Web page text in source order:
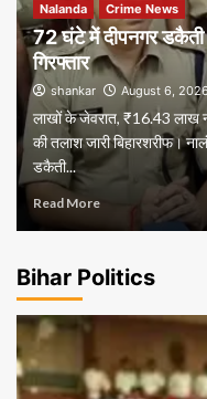
Nalanda Crime News
72 घंटे में दीपनगर डकैती
गिरफ्तार
shankar August 6,
लाखों के जेवरात, ₹16.43 लाख
की तलाश जारी बिहारशरीफ।
डकैती...
Read More
Bihar Politics